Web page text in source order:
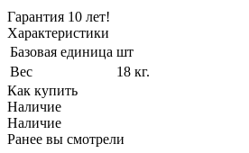
Гарантия 10 лет!
Характеристики
Базовая единица шт
Вес
18 кг.
Как купить
Наличие
Наличие
Ранее вы смотрели